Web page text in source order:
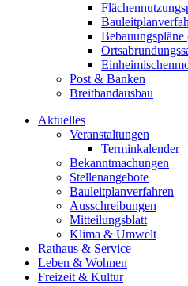
Post & Banken
Breitbandausbau
Aktuelles
Veranstaltungen
Terminkalender
Bekanntmachungen
Stellenangebote
Bauleitplanverfahren
Ausschreibungen
Mitteilungsblatt
Klima & Umwelt
Rathaus & Service
Leben & Wohnen
Freizeit & Kultur